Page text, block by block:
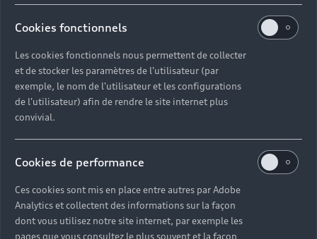
de rapport. Vous gagnez en fluidité, en efficience
et en confort. Citadine automatique Audi A1
Cookies fonctionnels
Les cookies fonctionnels nous permettent de collecter
et de stocker les paramètres de l'utilisateur (par
exemple, le nom de l'utilisateur et les configurations
de l'utilisateur) afin de rendre le site internet plus
convivial.
Cookies de performance
Ces cookies sont mis en place entre autres par Adobe
Analytics et collectent des informations sur la façon
dont vous utilisez notre site internet, par exemple les
pages que vous consultez le plus souvent et la façon